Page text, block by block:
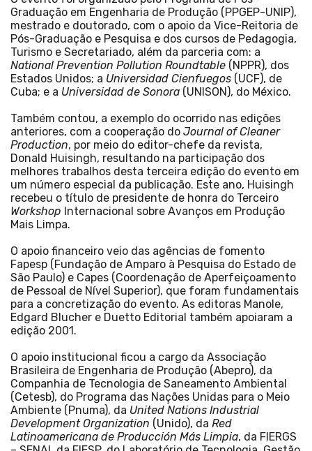
Graduação em Engenharia de Produção (PPGEP-UNIP),
mestrado e doutorado, com o apoio da Vice-Reitoria de
Pós-Graduação e Pesquisa e dos cursos de Pedagogia,
Turismo e Secretariado, além da parceria com: a
National Prevention Pollution Roundtable (NPPR), dos
Estados Unidos; a Universidad Cienfuegos (UCF), de
Cuba; e a Universidad de Sonora (UNISON), do México.
Também contou, a exemplo do ocorrido nas edições
anteriores, com a cooperação do Journal of Cleaner
Production, por meio do editor-chefe da revista,
Donald Huisingh, resultando na participação dos
melhores trabalhos desta terceira edição do evento em
um número especial da publicação. Este ano, Huisingh
recebeu o título de presidente de honra do Terceiro
Workshop Internacional sobre Avanços em Produção
Mais Limpa.
O apoio financeiro veio das agências de fomento
Fapesp (Fundação de Amparo à Pesquisa do Estado de
São Paulo) e Capes (Coordenação de Aperfeiçoamento
de Pessoal de Nível Superior), que foram fundamentais
para a concretização do evento. As editoras Manole,
Edgard Blucher e Duetto Editorial também apoiaram a
edição 2001.
O apoio institucional ficou a cargo da Associação
Brasileira de Engenharia de Produção (Abepro), da
Companhia de Tecnologia de Saneamento Ambiental
(Cetesb), do Programa das Nações Unidas para o Meio
Ambiente (Pnuma), da United Nations Industrial
Development Organization (Unido), da Red
Latinoamericana de Producción Más Limpia, da FIERGS